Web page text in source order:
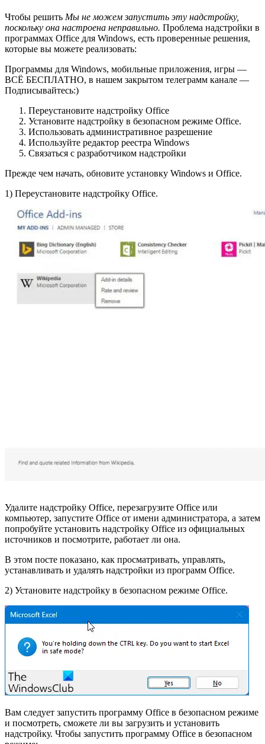
Чтобы решить Мы не можем запустить эту надстройку,
поскольку она настроена неправильно. Проблема надстройки в
программах Office для Windows, есть проверенные решения,
которые вы можете реализовать:
Программы для Windows, мобильные приложения, игры —
ВСЁ БЕСПЛАТНО, в нашем закрытом телеграмм канале —
Подписывайтесь:)
Переустановите надстройку Office
Установите надстройку в безопасном режиме Office.
Использовать административное разрешение
Используйте редактор реестра Windows
Связаться с разработчиком надстройки
Прежде чем начать, обновите установку Windows и Office.
1) Переустановите надстройку Office.
Удалите надстройку Office, перезагрузите Office или
компьютер, запустите Office от имени администратора, а затем
попробуйте установить надстройку Office из официальных
источников и посмотрите, работает ли она.
В этом посте показано, как просматривать, управлять,
устанавливать и удалять надстройки из программ Office.
2) Установите надстройку в безопасном режиме Office.
Вам следует запустить программу Office в безопасном режиме
и посмотреть, сможете ли вы загрузить и установить
надстройку. Чтобы запустить программу Office в безопасном